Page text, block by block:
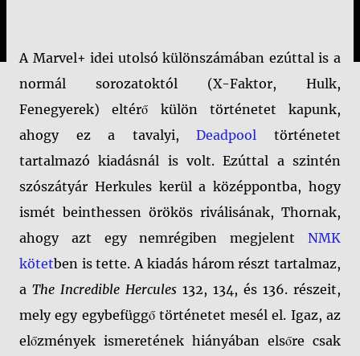
A Marvel+ idei utolsó különszámában ezúttal is a
normál sorozatoktól (X-Faktor, Hulk,
Fenegyerek) eltérő külön történetet kapunk,
ahogy ez a tavalyi,Deadpooltörténetet
tartalmazó kiadásnál is volt. Ezúttal a szintén
szószátyár Herkules kerül a középpontba, hogy
ismét beinthessen örökös riválisának, Thornak,
ahogy azt egy nemrégiben megjelent NMK
kötetben is tette. A kiadás három részt tartalmaz,
a The Incredible Hercules 132, 134, és 136. részeit,
mely egy egybefüggő történetet mesél el. Igaz, az
előzmények ismeretének hiányában elsőre csak